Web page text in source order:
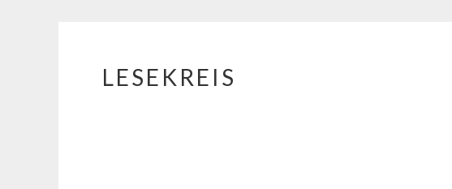
Springe
LESEKREIS